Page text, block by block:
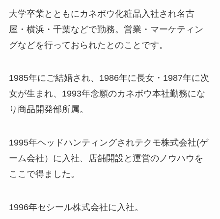
大学卒業とともにカネボウ化粧品入社され名古
屋・横浜・千葉などで勤務。営業・マーケティン
グなどを行っておられたとのことです。
1985年にご結婚され、1986年に長女・1987年に次
女が生まれ、1993年念願のカネボウ本社勤務にな
り商品開発部所属。
1995年ヘッドハンティングされテクモ株式会社(ゲ
ーム会社）に入社、店舗開設と運営のノウハウを
ここで得ました。
1996年セシール株式会社に入社。